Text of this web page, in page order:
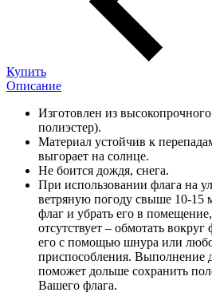
Купить
Описание
Изготовлен из
полиэстер).
Материал устойчив к
выгорает на солнце.
Не боится дождя, снега.
При использовании флага на
ветряную погоду свыше 10-15
флаг и убрать его в
отсутствует – обмотать
его с помощью шнура или
приспособления. Выполнение
поможет дольше сохранить
Вашего флага.